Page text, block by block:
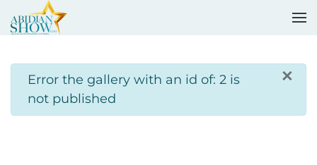
×
info
Error the gallery with an id of: 2 is
not published